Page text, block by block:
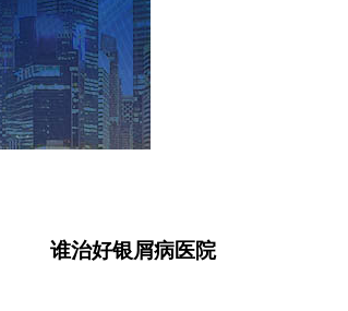
谁治好银屑病医院